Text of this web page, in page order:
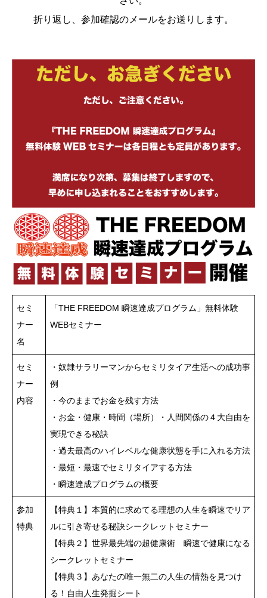
折り返し、参加確認のメールをお送りします。
セミ
ナー
名
「THE FREEDOM 瞬速達成プログラム」無料体験
WEBセミナー
セミ
ナー
内容
・奴隷サラリーマンからセミリタイア生活への成功事
例
・今のままでお金を残す方法
・お金・健康・時間（場所）・人間関係の４大自由を
実現できる秘訣
・過去最高のハイレベルな健康状態を手に入れる方法
・最短・最速でセミリタイアする方法
・瞬速達成プログラムの概要
参加
特典
【特典１】本質的に求めてる理想の人生を瞬速でリア
ルに引き寄せる秘訣シークレットセミナー
【特典２】世界最先端の超健康術 瞬速で健康になる
シークレットセミナー
【特典３】あなたの唯一無二の人生の情熱を見つけ
る！自由人生発掘シート